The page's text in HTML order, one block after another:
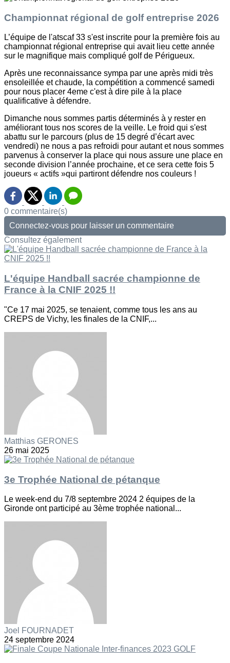
Championnat régional de golf entreprise 2026
L’équipe de l'atscaf 33 s'est inscrite pour la première fois au
championnat régional entreprise qui avait lieu cette année
sur le magnifique mais compliqué golf de Périgueux.
Après une reconnaissance sympa par une après midi très
ensoleillée et chaude, la compétition a commencé samedi
pour nous placer 4eme c'est à dire pile à la place
qualificative à défendre.
Dimanche nous sommes partis déterminés à y rester en
améliorant tous nos scores de la veille. Le froid qui s'est
abattu sur le parcours (plus de 15 degré d’écart avec
vendredi) ne nous a pas refroidi pour autant et nous sommes
parvenus à conserver la place qui nous assure une place en
seconde division l’année prochaine, et ce sera cette fois 5
joueurs « actifs »qui partiront défendre nos couleurs !
0 commentaire(s)
Connectez-vous pour laisser un commentaire
Consultez également
L'équipe Handball sacrée championne de
France à la CNIF 2025 !!
"Ce 17 mai 2025, se tenaient, comme tous les ans au
CREPS de Vichy, les finales de la CNIF,...
Matthias GERONES
26 mai 2025
3e Trophée National de pétanque
Le week-end du 7/8 septembre 2024 2 équipes de la
Gironde ont participé au 3ème trophée national...
Joel FOURNADET
24 septembre 2024